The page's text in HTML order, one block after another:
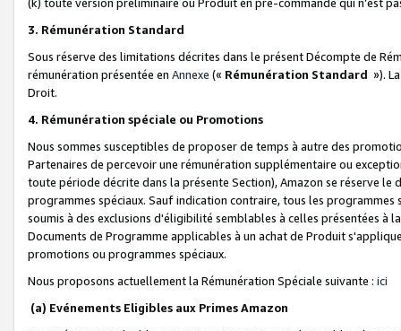
3. Rémunération Standard
Sous réserve des limitations décrites dans le présent Décompte de
rémunération présentée en Annexe (« Rémunération Standard »).
Droit.
4. Rémunération spéciale ou Promotions
Nous sommes susceptibles de proposer de temps à autre des
Partenaires de percevoir une rémunération supplémentaire ou
toute période décrite dans la présente Section), Amazon se réserve
programmes spéciaux. Sauf indication contraire, tous les
soumis à des exclusions d'éligibilité semblables à celles présentées à
Documents de Programme applicables à un achat de Produit
promotions ou programmes spéciaux.
Nous proposons actuellement la Rémunération Spéciale suivante : ici
(a) Evénements Eligibles aux Primes Amazon